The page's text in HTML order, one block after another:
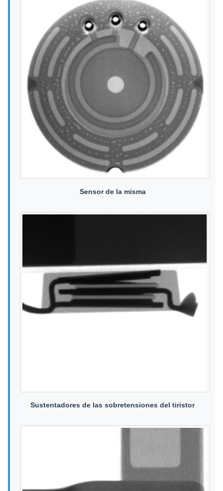
Sensor de la misma
Sustentadores de las sobretensiones del tiristor